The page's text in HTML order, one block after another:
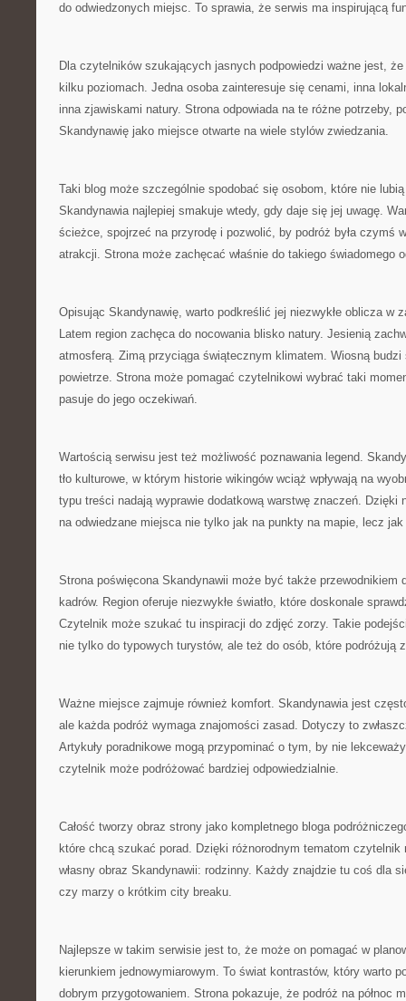
do odwiedzonych miejsc. To sprawia, że serwis ma inspirującą
Dla czytelników szukających jasnych podpowiedzi ważne jest,
kilku poziomach. Jedna osoba zainteresuje się cenami, inna
inna zjawiskami natury. Strona odpowiada na te różne potrzeby,
Skandynawię jako miejsce otwarte na wiele stylów zwiedzania.
Taki blog może szczególnie spodobać się osobom, które nie
Skandynawia najlepiej smakuje wtedy, gdy daje się jej uwagę.
ścieżce, spojrzeć na przyrodę i pozwolić, by podróż była czymś
atrakcji. Strona może zachęcać właśnie do takiego świadomego
Opisując Skandynawię, warto podkreślić jej niezwykłe oblicza w
Latem region zachęca do nocowania blisko natury. Jesienią
atmosferą. Zimą przyciąga świątecznym klimatem. Wiosną
powietrze. Strona może pomagać czytelnikowi wybrać taki
pasuje do jego oczekiwań.
Wartością serwisu jest też możliwość poznawania legend.
tło kulturowe, w którym historie wikingów wciąż wpływają na
typu treści nadają wyprawie dodatkową warstwę znaczeń. Dzięki
na odwiedzane miejsca nie tylko jak na punkty na mapie, lecz
Strona poświęcona Skandynawii może być także przewodnikiem
kadrów. Region oferuje niezwykłe światło, które doskonale
Czytelnik może szukać tu inspiracji do zdjęć zorzy. Takie
nie tylko do typowych turystów, ale też do osób, które podróżują
Ważne miejsce zajmuje również komfort. Skandynawia jest
ale każda podróż wymaga znajomości zasad. Dotyczy to
Artykuły poradnikowe mogą przypominać o tym, by nie
czytelnik może podróżować bardziej odpowiedzialnie.
Całość tworzy obraz strony jako kompletnego bloga
które chcą szukać porad. Dzięki różnorodnym tematom czytelnik
własny obraz Skandynawii: rodzinny. Każdy znajdzie tu coś dla
czy marzy o krótkim city breaku.
Najlepsze w takim serwisie jest to, że może on pomagać w
kierunkiem jednowymiarowym. To świat kontrastów, który warto
dobrym przygotowaniem. Strona pokazuje, że podróż na północ